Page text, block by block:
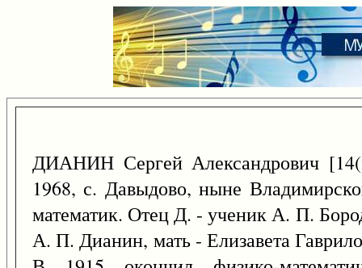
ДИАНИН Сергей Александрович
1968, с. Давыдово, ныне
математик. Отец Д. - ученик А. П.
А. П. Дианин, мать - Елизавета